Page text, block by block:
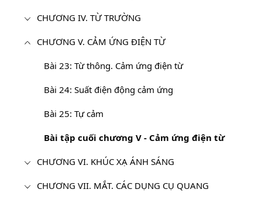
CHƯƠNG IV. TỪ TRƯỜNG
CHƯƠNG V. CẢM ỨNG ĐIỆN TỪ
Bài 23: Từ thông. Cảm ứng điện từ
Bài 24: Suất điện động cảm ứng
Bài 25: Tự cảm
Bài tập cuối chương V - Cảm ứng điện từ
CHƯƠNG VI. KHÚC XẠ ÁNH SÁNG
CHƯƠNG VII. MẮT. CÁC DỤNG CỤ QUANG